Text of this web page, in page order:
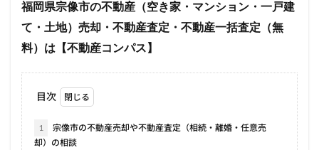
福岡県宗像市の不動産（空き家・マンション・一戸建
て・土地）売却・不動産査定・不動産一括査定（無
料）は【不動産コンパス】
目次
1
宗像市の不動産売却や不動産査定（相続・離婚・任意売
却）の相談